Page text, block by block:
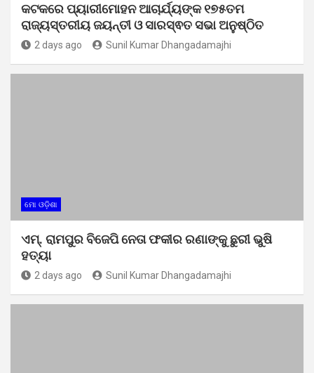
କଟକରେ ପ୍ୟାରୀମୋହନ ଆଚାର୍ଯ୍ୟଙ୍କ ୧୭୫ତମ
ରାଜ୍ୟସ୍ତରୀୟ ଜୟନ୍ତୀ ଓ ସାରସ୍ଵତ ସଭା ଅନୁଷ୍ଠିତ
2 days ago Sunil Kumar Dhangadamajhi
ମୋ ଓଡ଼ିଶା
ଏମ୍. ରାମପୁର ବିଜେପି ନେତା ଫକୀର ରଣାଙ୍କୁ ଛୁରୀ ଭୁଷି
ହତ୍ୟା
2 days ago Sunil Kumar Dhangadamajhi